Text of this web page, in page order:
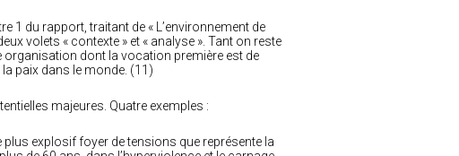
1 du rapport, traitant de « L’environnement de
volets « contexte » et « analyse ». Tant on reste
organisation dont la vocation première est de
paix dans le monde. (11)
majeures. Quatre exemples :
explosif foyer de tensions que représente la